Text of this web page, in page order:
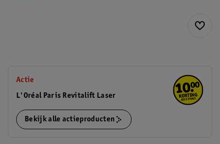
Actie
L'Oréal Paris Revitalift Laser
Bekijk alle actieproducten